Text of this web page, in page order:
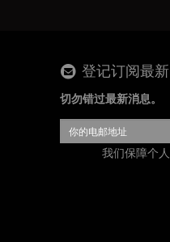
登记订阅最
切勿错过最新消息。
我们保障个